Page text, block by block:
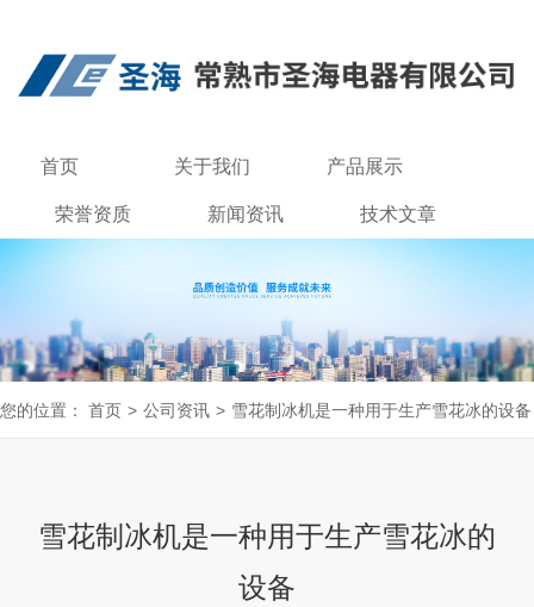
首页 关于我们 产品展示
荣誉资质 新闻资讯 技术文章
您的位置： 首页 > 公司资讯 > 雪花制冰机是一种用于生产雪花冰的设备
雪花制冰机是一种用于生产雪花冰的
设备